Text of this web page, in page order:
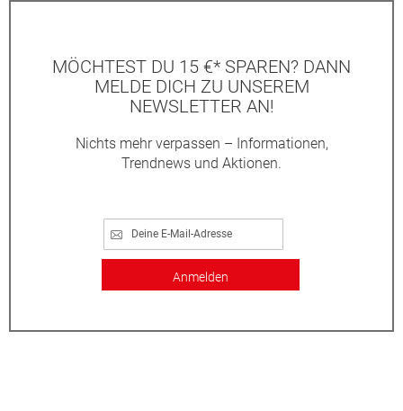
MÖCHTEST DU 15 €* SPAREN? DANN
MELDE DICH ZU UNSEREM
NEWSLETTER AN!
Nichts mehr verpassen – Informationen,
Trendnews und Aktionen.
Anmelden